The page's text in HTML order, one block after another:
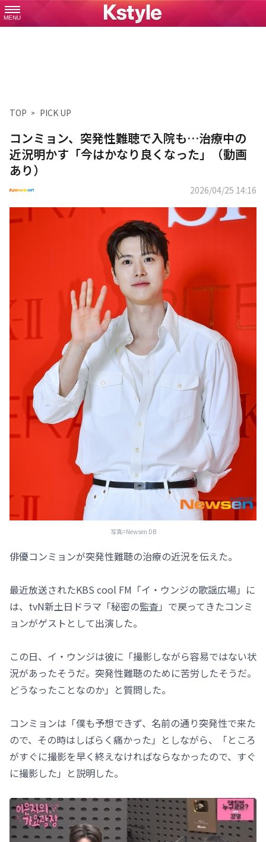
MENU
TOP PICK UP
コンミョン、突発性難聴で入院も…治療中の
近況明かす「今はかなり良くなった」（動画
あり）
2026/04/25 14:16
写真=Newsen DB
俳優コンミョンが突発性難聴の治療の近況を伝えた。
最近放送されたKBS cool FM「イ・ウンジの歌謡広場」に
は、tvN新土日ドラマ「秘密の監査」で戻ってきたコンミ
ョンがゲストとして出演した。
この日、イ・ウンジは彼に「撮影しながら容易ではない状
況があったそうだ。突発性難聴のために苦労したそうだ。
どうなったことなのか」と質問した。
コンミョンは「僕も予想できず、名前の通り突発性で来た
ので、その時はしばらく痛かった」としながら、「ところ
がすぐに撮影を早く終えなければならなかったので、すぐ
に撮影した」と説明した。